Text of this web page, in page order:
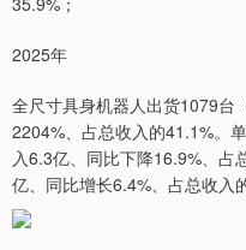
2025年
全尺寸具身机器人出货1079台
2204%、占总收入的41.1%。
入6.3亿、同比下降16.9%、占
亿、同比增长6.4%、占总收入